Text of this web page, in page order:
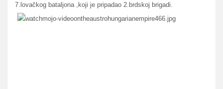
7.lovačkog bataljona ,koji je pripadao 2.brdskoj brigadi.